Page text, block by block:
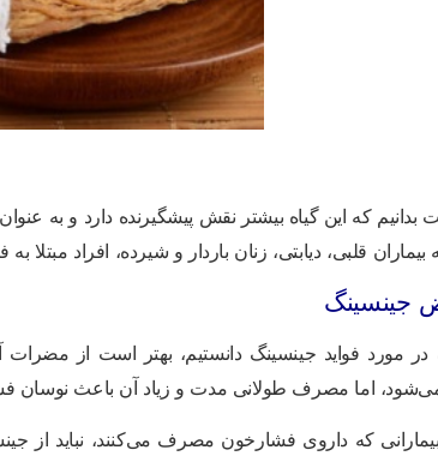
بدانیم که این گیاه بیشتر نقش پیشگیرنده دارد و به
قلبی، دیابتی، زنان باردار و شیرده، افراد مبتلا به
جینسینگ
مورد فواید جینسینگ دانستیم، بهتر است از
اما مصرف طولانی مدت و زیاد آن باعث نوسان
بیمارانی که داروی فشارخون مصرف می‌کنند، نباید از